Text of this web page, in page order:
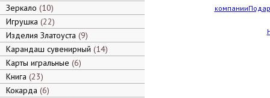
компании
Зеркало 10
Игрушка 22
Изделия Златоуста 9
Карандаш сувенирный 14
Карты игральные 6
Книга 23
Кокарда 6